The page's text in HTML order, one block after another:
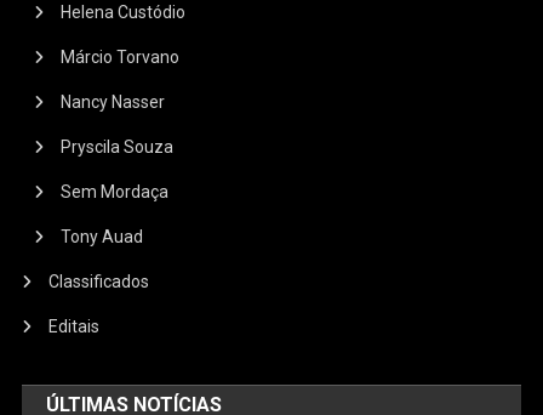
Helena Custódio
Márcio Torvano
Nancy Nasser
Pryscila Souza
Sem Mordaça
Tony Auad
Classificados
Editais
ÚLTIMAS NOTÍCIAS